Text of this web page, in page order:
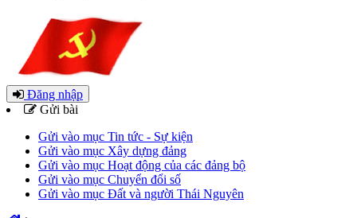
Đăng nhập
Gửi bài
Gửi vào mục Tin tức - Sự kiện
Gửi vào mục Xây dựng đảng
Gửi vào mục Hoạt động của các đảng bộ
Gửi vào mục Chuyển đổi số
Gửi vào mục Đất và người Thái Nguyên